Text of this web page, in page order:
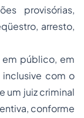
provisórias,
arresto,
público, em
com o
um juiz criminal
conforme